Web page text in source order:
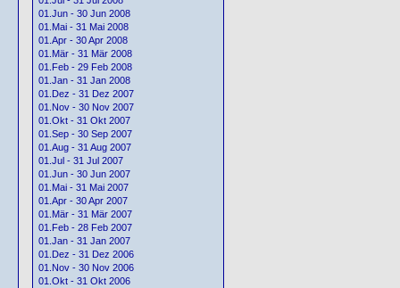
01.Jun - 30 Jun 2008
01.Mai - 31 Mai 2008
01.Apr - 30 Apr 2008
01.Mär - 31 Mär 2008
01.Feb - 29 Feb 2008
01.Jan - 31 Jan 2008
01.Dez - 31 Dez 2007
01.Nov - 30 Nov 2007
01.Okt - 31 Okt 2007
01.Sep - 30 Sep 2007
01.Aug - 31 Aug 2007
01.Jul - 31 Jul 2007
01.Jun - 30 Jun 2007
01.Mai - 31 Mai 2007
01.Apr - 30 Apr 2007
01.Mär - 31 Mär 2007
01.Feb - 28 Feb 2007
01.Jan - 31 Jan 2007
01.Dez - 31 Dez 2006
01.Nov - 30 Nov 2006
01.Okt - 31 Okt 2006